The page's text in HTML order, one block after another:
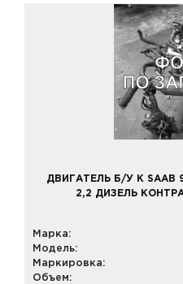
ДВИГАТЕЛЬ Б/У К SAAB
2,2 ДИЗЕЛЬ
Марка:
Модель:
Маркировка:
Объем: